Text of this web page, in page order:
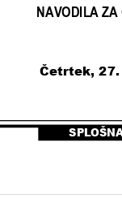
Četrtek, 27.
NAVODILA ZA